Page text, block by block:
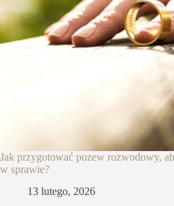
Jak przygotować pozew rozwodowy,
w sprawie?
13 lutego, 2026